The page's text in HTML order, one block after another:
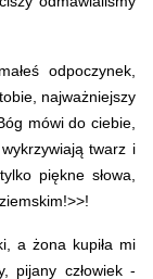
odpoczynek,
najważniejszy
mówi do ciebie,
twarz i
piękne słowa,
a żona kupiła mi
pijany człowiek -